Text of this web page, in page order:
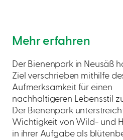
Mehr erfahren
Der Bienenpark in Neusäß
Ziel verschrieben mithilfe
Aufmerksamkeit für einen
nachhaltigeren Lebensstil
Der Bienenpark
Wichtigkeit von Wild- und
in ihrer Aufgabe als